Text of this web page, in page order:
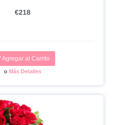
€218
Agregar al Carrito
o Más Detalles